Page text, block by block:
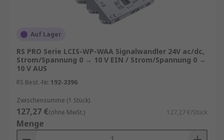
moderner Systeme weiter steigern werden.
Investitionen in hochwertige Signalwandler sind
daher entscheidend für Unternehmen, die auf
Datenkonvertierung angewiesen sind.
Präzise Datenkonvertierung für optimale
Vermittler zwischen unterschiedlichen
Signalformaten, sei es analog zu digital oder
umgekehrt. Sie spielen eine Schlüsselrolle in
Auf Lager
RS PRO Serie LCIS-WP-WAA Signalwandler 24V ac/dc,
Strom/Spannung 0 → 10 V EIN / Strom/Spannung 0 →
10 V AUS
RS Best.-Nr. 192-3396
Zwischensumme (1 Stück)
127,27 €(ohne MwSt.) 127,27 €/Stück
Menge